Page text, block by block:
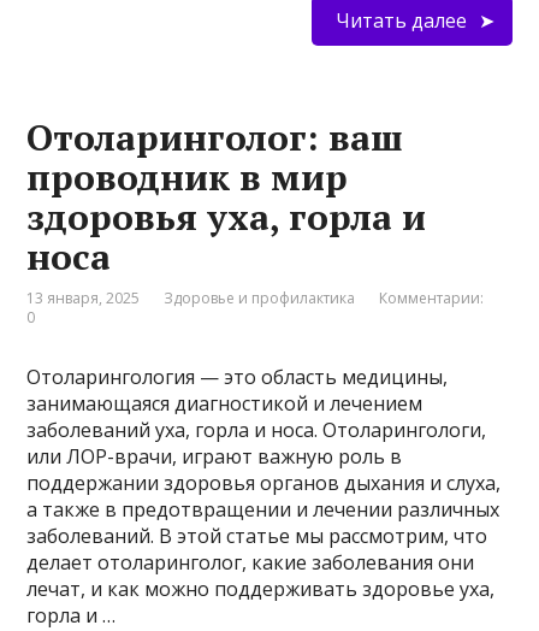
Читать далее
Отоларинголог: ваш
проводник в мир
здоровья уха, горла и
носа
13 января, 2025 Здоровье и профилактика
Комментарии:
0
Отоларингология — это область медицины,
занимающаяся диагностикой и лечением
заболеваний уха, горла и носа. Отоларингологи,
или ЛОР-врачи, играют важную роль в
поддержании здоровья органов дыхания и слуха,
а также в предотвращении и лечении различных
заболеваний. В этой статье мы рассмотрим, что
делает отоларинголог, какие заболевания они
лечат, и как можно поддерживать здоровье уха,
горла и …